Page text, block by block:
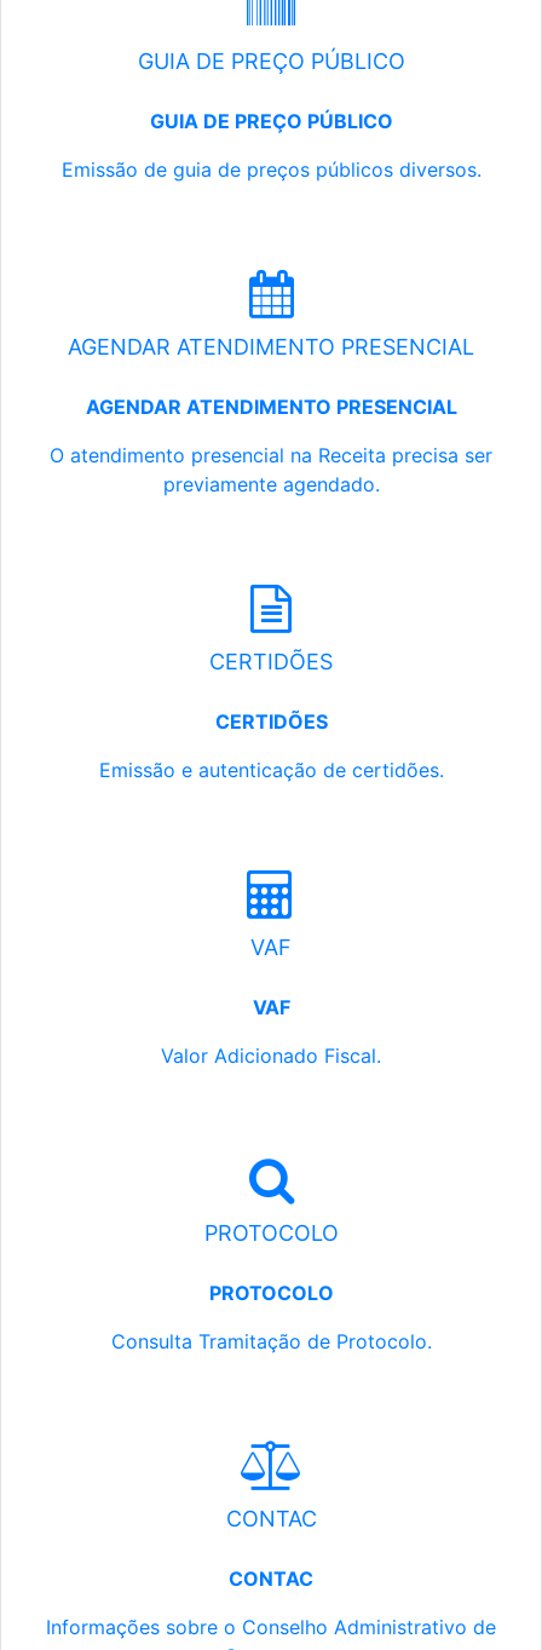
GUIA DE PREÇO PÚBLICO
GUIA DE PREÇO PÚBLICO
Emissão de guia de preços públicos diversos.
AGENDAR ATENDIMENTO PRESENCIAL
AGENDAR ATENDIMENTO PRESENCIAL
O atendimento presencial na Receita precisa ser
previamente agendado.
CERTIDÕES
CERTIDÕES
Emissão e autenticação de certidões.
VAF
VAF
Valor Adicionado Fiscal.
PROTOCOLO
PROTOCOLO
Consulta Tramitação de Protocolo.
CONTAC
CONTAC
Informações sobre o Conselho Administrativo de